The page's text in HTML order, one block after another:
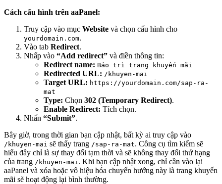
Cách cấu hình trên aaPanel:
Truy cập vào mục Website và chọn cấu hình cho
yourdomain.com.
Vào tab Redirect.
Nhấp vào “Add redirect” và điền thông tin:
Redirect name: Bảo trì trang khuyến mãi
Redirected URL: /khuyen-mai
Target URL: https://yourdomain.com/sap-ra-
mat
Type: Chọn 302 (Temporary Redirect).
Enable Redirect: Tích chọn.
Nhấn “Submit”.
Bây giờ, trong thời gian bạn cập nhật, bất kỳ ai truy cập vào
/khuyen-mai sẽ thấy trang /sap-ra-mat. Công cụ tìm kiếm sẽ
hiểu đây chỉ là sự thay đổi tạm thời và sẽ không thay đổi thứ hạng
của trang /khuyen-mai . Khi bạn cập nhật xong, chỉ cần vào lại
aaPanel và xóa hoặc vô hiệu hóa chuyển hướng này là trang khuyến
mãi sẽ hoạt động lại bình thường.